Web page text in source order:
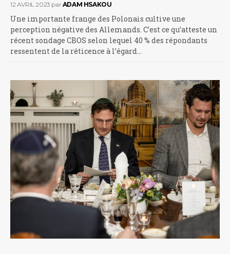
12 AVRIL 2023 parADAM HSAKOU
Une importante frange des Polonais cultive une
perception négative des Allemands. C’est ce qu’atteste un
récent sondage CBOS selon lequel 40 % des répondants
ressentent de la réticence à l’égard…